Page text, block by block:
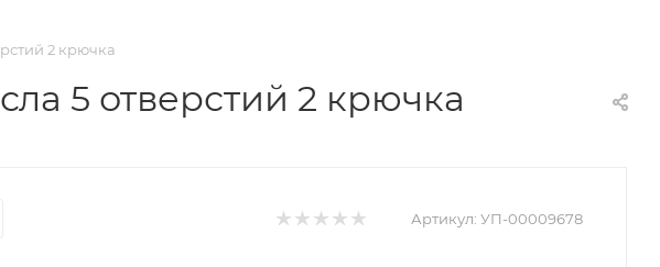
2 крючка
5 отверстий 2 крючка
Артикул: УП-00009678